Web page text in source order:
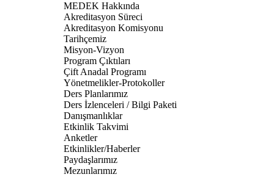
MEDEK Hakkında
Akreditasyon Süreci
Akreditasyon Komisyonu
Tarihçemiz
Misyon-Vizyon
Program Çıktıları
Çift Anadal Programı
Yönetmelikler-Protokoller
Ders Planlarımız
Ders İzlenceleri / Bilgi Paketi
Danışmanlıklar
Etkinlik Takvimi
Anketler
Etkinlikler/Haberler
Paydaşlarımız
Mezunlarımız